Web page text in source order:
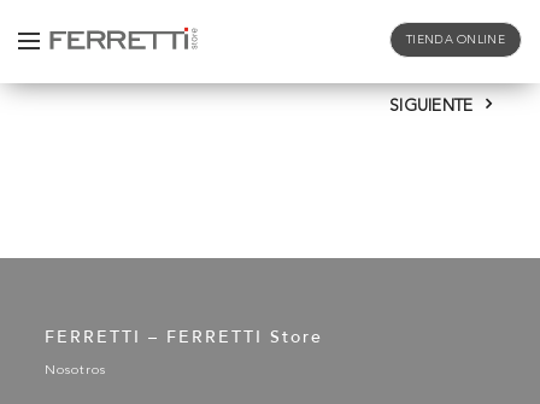
TIENDA ONLINE
SIGUIENTE
FERRETTI – FERRETTI Store
Nosotros